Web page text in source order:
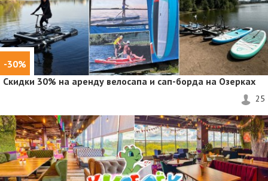
-30%
Скидки 30% на аренду велосапа и сап-борда на Озерках
25